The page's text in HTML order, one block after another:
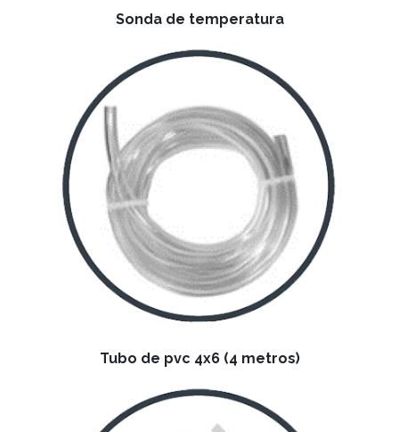
Sonda de temperatura
Tubo de pvc 4x6 (4 metros)